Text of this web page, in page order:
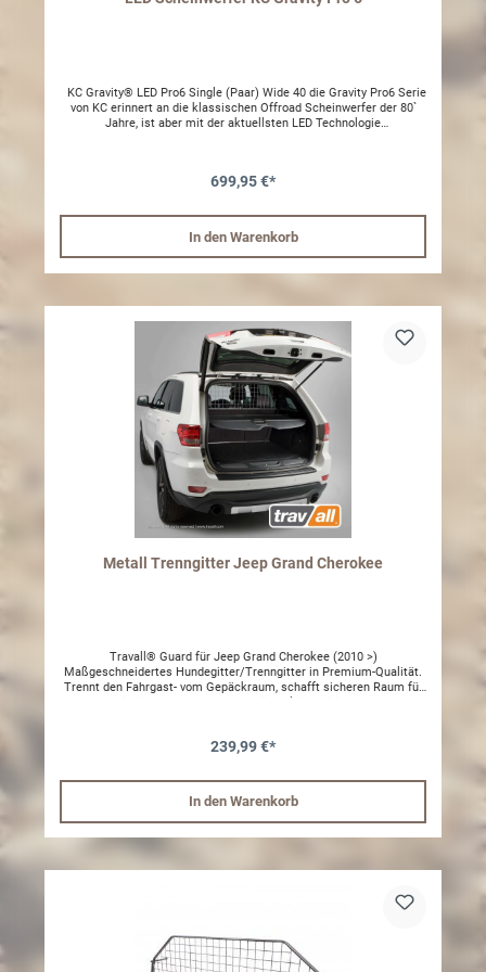
KC Gravity® LED Pro6 Single (Paar) Wide 40 die Gravity Pro6 Serie
von KC erinnert an die klassischen Offroad Scheinwerfer der 80`
Jahre, ist aber mit der aktuellsten LED Technologie
Aluminium Gehäuse- 40 W- Ausleuchtung 395m- IP Rating : IP68-
390- 1.63 aLieferumfang:2x KC Gravity® LED Pro6 mit
Schutzkappen1x Kabelbaum mit wasserdichten Stecker, Relais und
SchalterOHNE E-Prüfzeichen, Zusatzbeleuchtung nach StVZO §52
699,95 €*
In den Warenkorb
Metall Trenngitter Jeep Grand Cherokee
Travall® Guard für Jeep Grand Cherokee (2010 >)
Maßgeschneidertes Hundegitter/Trenngitter in Premium-Qualität.
Trennt den Fahrgast- vom Gepäckraum, schafft sicheren Raum für
Fahrzeug notwendig Einfach selbst zu montieren Einfach wieder
Schritt-für-Schritt-Anleitung Dieses Produkt passt in die folgenden
Cherokee SRT WK2 2013 -> Jeep Grand Cherokee WK2 2010 - 2013
Jeep Grand Cherokee WK2 2013 -> Marke Travall Farbe
Dunkelgrau Material Stahl mit Nylon-Pulverbeschichtung Herkunft
am Fahrzeug notwendig Nein Garantie Lebenslange Garantie [nur
höchsten Standards gefertigten Produkten. Unsere
Hundeschutzgitter erhöhen die Sicherheit für Fahrer, Passagiere
239,99 €*
In den Warenkorb